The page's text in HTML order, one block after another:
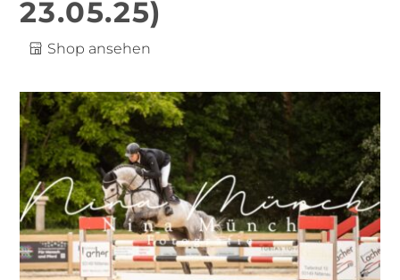
23.05.25)
Shop ansehen